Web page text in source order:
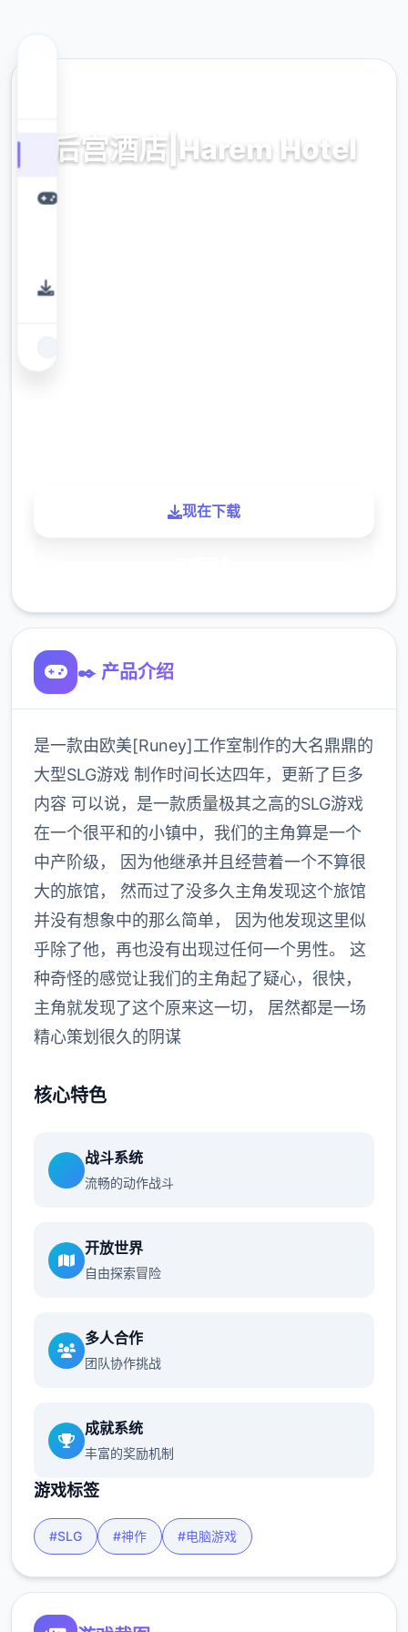
后宫酒店|Harem Hotel
现在下载
✒️ 产品介绍
是一款由欧美[Runey]工作室制作的大名鼎鼎的
大型SLG游戏 制作时间长达四年，更新了巨多
内容 可以说，是一款质量极其之高的SLG游戏
在一个很平和的小镇中，我们的主角算是一个
中产阶级， 因为他继承并且经营着一个不算很
大的旅馆， 然而过了没多久主角发现这个旅馆
并没有想象中的那么简单， 因为他发现这里似
乎除了他，再也没有出现过任何一个男性。 这
种奇怪的感觉让我们的主角起了疑心，很快，
主角就发现了这个原来这一切， 居然都是一场
精心策划很久的阴谋
核心特色
战斗系统
流畅的动作战斗
开放世界
自由探索冒险
多人合作
团队协作挑战
成就系统
丰富的奖励机制
游戏标签
#SLG #神作 #电脑游戏